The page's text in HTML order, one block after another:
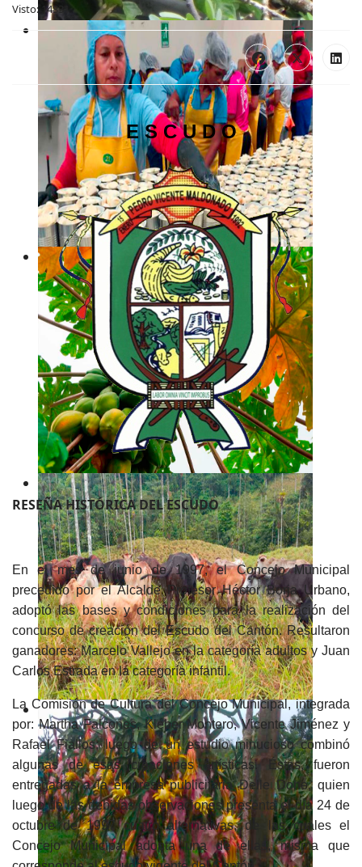
Visto: 14831
E S C U D O
RESEÑA HISTÓRICA DEL ESCUDO
En el mes de junio de 1997, el Concejo Municipal
precedido por el Alcalde Profesor Héctor Borja Urbano,
adoptó las bases y condiciones para la realización del
concurso de creación del Escudo del Cantón. Resultaron
ganadores: Marcelo Vallejo en la categoría adultos y Juan
Carlos Estrada en la categoría infantil.
La Comisión de Cultura del Concejo Municipal, integrada
por: Martha Falcones, Kléber Montero, Vicente Jiménez y
Rafael Fiallos; luego de un estudio minucioso combinó
algunas de esas creaciones artísticas. Éstas, fueron
entregadas a la empresa publicitaria Delle Done, quien
luego de las debidas observaciones presenta el día 24 de
octubre de 1997 cuatro alternativas, de las cuales el
Concejo Municipal adopta una de ellas, misma que